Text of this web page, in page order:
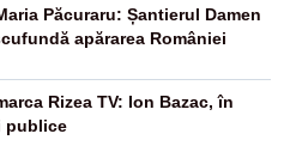
Păcuraru: Șantierul Damen
apărarea României
Rizea TV: Ion Bazac, în
publice